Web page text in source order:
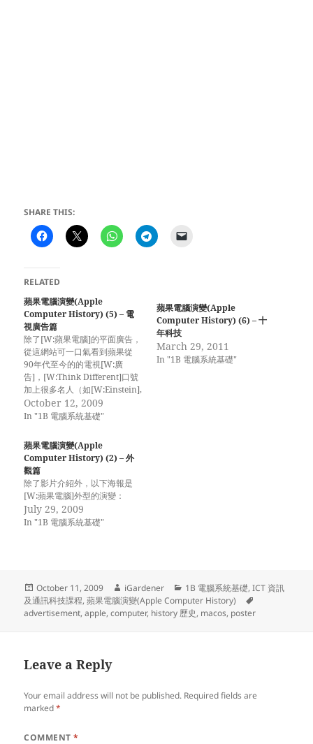
SHARE THIS:
RELATED
蘋果電腦演變(Apple
Computer History) (5) – 電
視廣告篇
除了[W:蘋果電腦]的平面廣告，
從這網站可一口氣看到蘋果從
90年代至今的的電視[W:廣
告]，[W:Think Different]口號
加上很多名人（如[W:Einstein],
[W:Martin Luther King], [W:
甘地])「粉墨登場」，令蘋果的
方面包括[W:Macintosh],
[W:Apple Newton], [W:iMac],
[W:MacBook],[W:iPod],
[W:iPhone]。
October 12, 2009
In "1B 電腦系統基礎"
蘋果電腦演變(Apple
Computer History) (6) – 十
年科技
March 29, 2011
In "1B 電腦系統基礎"
蘋果電腦演變(Apple
Computer History) (2) – 外
觀篇
除了影片介紹外，以下海報是
[W:蘋果電腦]外型的演變：
July 29, 2009
In "1B 電腦系統基礎"
Posted
on
October 11, 2009 Author
iGardener Categories
1B 電腦系統基礎,ICT 資訊
及通訊科技課程,蘋果電腦演變(Apple Computer History)
advertisement,apple,computer, history 歷史, macos, poster
Leave a Reply
Your email address will not be published. Required fields are
marked*
COMMENT*